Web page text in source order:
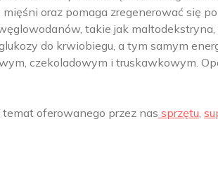
oraz pomaga zregenerować się
takie jak
do krwiobiegu, a tym samym
czekoladowym i truskawkowym.
oferowanego przez nas sprzętu,